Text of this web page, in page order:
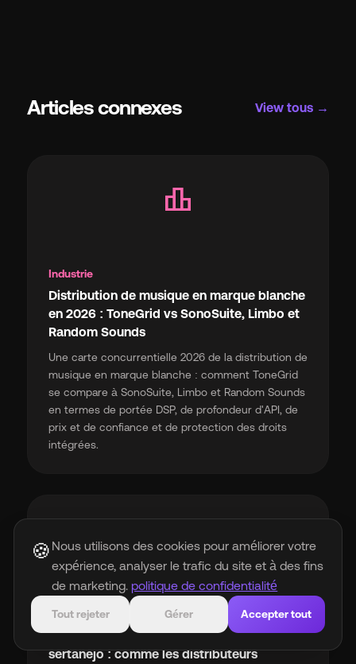
Articles connexes View tous →
leaderboard
Industrie
Distribution de musique en marque blanche
en 2026 : ToneGrid vs SonoSuite, Limbo et
Random Sounds
Une carte concurrentielle 2026 de la distribution de
musique en marque blanche : comment ToneGrid
se compare à SonoSuite, Limbo et Random Sounds
en termes de portée DSP, de profondeur d'API, de
prix et de confiance et de protection des droits
intégrées.
music_note
Industrie
Reggaetón, musique régionale mexicaine et
sertanejo : comme les distributeurs
🍪 Nous utilisons des cookies pour améliorer votre
expérience, analyser le trafic du site et à des fins
de marketing. politique de confidentialité
Tout rejeter Gérer Accepter tout